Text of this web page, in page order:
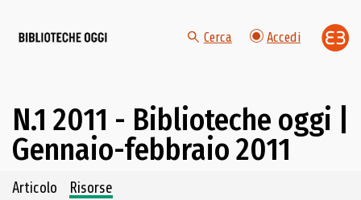
Cerca Accedi
N.1 2011 - Biblioteche oggi |
Gennaio-febbraio 2011
Navigazione dei contenuti del fascicolo
Articolo Risorse